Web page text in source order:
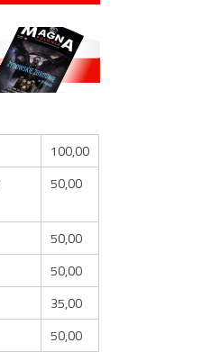
100,00
50,00
50,00
50,00
35,00
50,00